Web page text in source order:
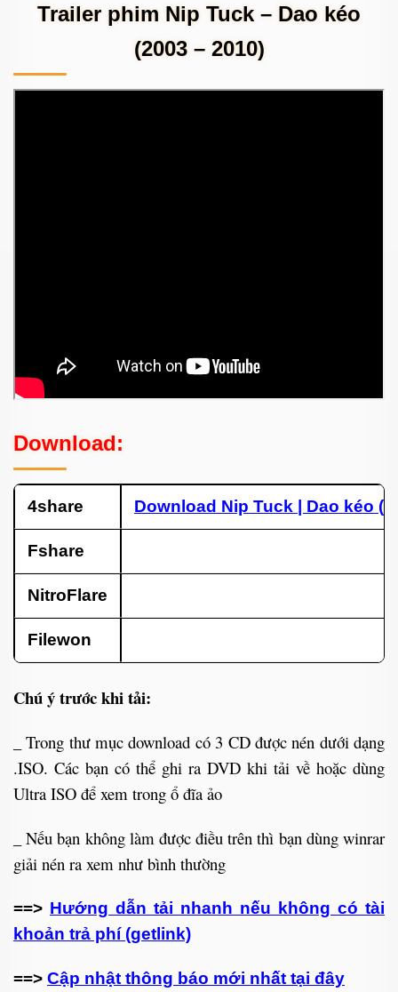
Trailer phim Nip Tuck – Dao kéo
(2003 – 2010)
Download:
4share Download Nip Tuck | Dao kéo
Fshare
NitroFlare
Filewon
Chú ý trước khi tải:
_ Trong thư mục download có 3 CD được nén dưới dạng
.ISO. Các bạn có thể ghi ra DVD khi tải về hoặc dùng
Ultra ISO để xem trong ổ đĩa ảo
_ Nếu bạn không làm được điều trên thì bạn dùng winrar
giải nén ra xem như bình thường
==> Hướng dẫn tải nhanh nếu không có tài
khoản trả phí (getlink)
==> Cập nhật thông báo mới nhất tại đây